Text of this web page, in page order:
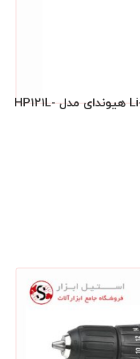
دریل شارژی دو سرعته Li-ION ۱۲V هیوندای مدل HP۱۲۱L-